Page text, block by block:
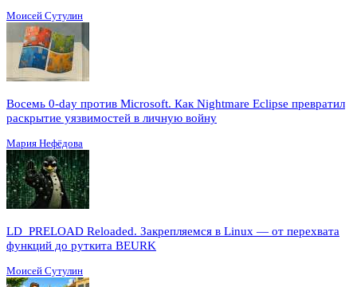
Моисей Сутулин
Восемь 0-day против Microsoft. Как Nightmare Eclipse превратил
раскрытие уязвимостей в личную войну
Мария Нефёдова
LD_PRELOAD Reloaded. Закрепляемся в Linux — от перехвата
функций до руткита BEURK
Моисей Сутулин